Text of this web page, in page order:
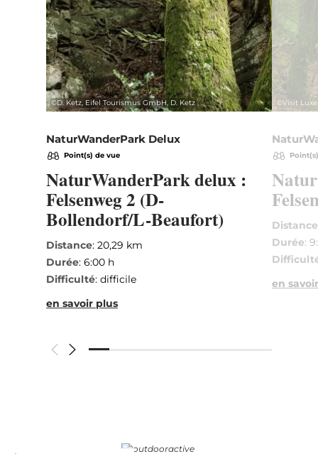
©D. Ketz, Eifel Tourismus GmbH, D. Ketz
NaturWanderPark Delux
Point(s) de vue
NaturWanderPark delux :
Felsenweg 2 (D-
Bollendorf/L-Beaufort)
Distance: 20,29 km
Durée: 6:00 h
Difficulté: difficile
en savoir plus
©Visit
Distance
Durée:
en